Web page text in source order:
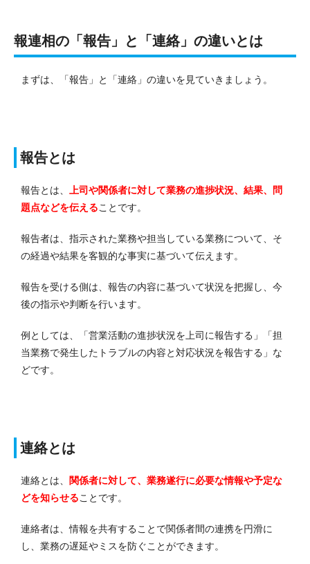
報連相の「報告」と「連絡」の違いとは
まずは、「報告」と「連絡」の違いを見ていきましょう。
報告とは
報告とは、
上司や関係者に対して業務の進捗状況、結果、問
題点などを伝えることです。
報告者は、指示された業務や担当している業務について、そ
の経過や結果を客観的な事実に基づいて伝えます。
報告を受ける側は、報告の内容に基づいて状況を把握し、今
後の指示や判断を行います。
例としては、「営業活動の進捗状況を上司に報告する」「担
当業務で発生したトラブルの内容と対応状況を報告する」な
どです。
連絡とは
連絡とは、
関係者に対して、業務遂行に必要な情報や予定な
どを知らせることです。
連絡者は、情報を共有することで関係者間の連携を円滑に
し、業務の遅延やミスを防ぐことができます。